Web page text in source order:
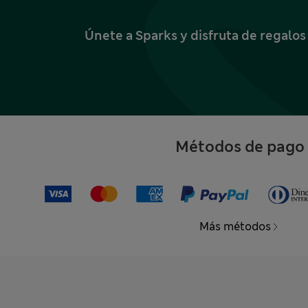
Únete a Sparks y disfruta de
Métodos de pago
Más métodos